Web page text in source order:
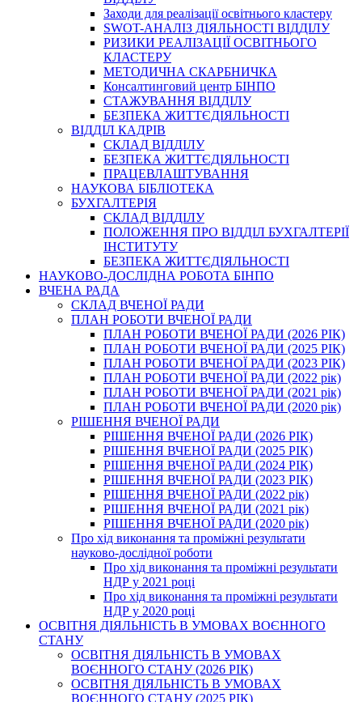
Заходи для реалізації освітнього кластеру
SWOT-АНАЛІЗ ДІЯЛЬНОСТІ ВІДДІЛУ
РИЗИКИ РЕАЛІЗАЦІЇ ОСВІТНЬОГО
КЛАСТЕРУ
МЕТОДИЧНА СКАРБНИЧКА
Консалтинговий центр БІНПО
СТАЖУВАННЯ ВІДДІЛУ
БЕЗПЕКА ЖИТТЄДІЯЛЬНОСТІ
ВІДДІЛ КАДРІВ
СКЛАД ВІДДІЛУ
БЕЗПЕКА ЖИТТЄДІЯЛЬНОСТІ
ПРАЦЕВЛАШТУВАННЯ
НАУКОВА БІБЛІОТЕКА
БУХГАЛТЕРІЯ
СКЛАД ВІДДІЛУ
ПОЛОЖЕННЯ ПРО ВІДДІЛ БУХГАЛТЕРІЇ
ІНСТИТУТУ
БЕЗПЕКА ЖИТТЄДІЯЛЬНОСТІ
НАУКОВО-ДОСЛІДНА РОБОТА БІНПО
ВЧЕНА РАДА
СКЛАД ВЧЕНОЇ РАДИ
ПЛАН РОБОТИ ВЧЕНОЇ РАДИ
ПЛАН РОБОТИ ВЧЕНОЇ РАДИ (2026 РІК)
ПЛАН РОБОТИ ВЧЕНОЇ РАДИ (2025 РІК)
ПЛАН РОБОТИ ВЧЕНОЇ РАДИ (2023 РІК)
ПЛАН РОБОТИ ВЧЕНОЇ РАДИ (2022 рік)
ПЛАН РОБОТИ ВЧЕНОЇ РАДИ (2021 рік)
ПЛАН РОБОТИ ВЧЕНОЇ РАДИ (2020 рік)
РІШЕННЯ ВЧЕНОЇ РАДИ
РІШЕННЯ ВЧЕНОЇ РАДИ (2026 РІК)
РІШЕННЯ ВЧЕНОЇ РАДИ (2025 РІК)
РІШЕННЯ ВЧЕНОЇ РАДИ (2024 РІК)
РІШЕННЯ ВЧЕНОЇ РАДИ (2023 РІК)
РІШЕННЯ ВЧЕНОЇ РАДИ (2022 рік)
РІШЕННЯ ВЧЕНОЇ РАДИ (2021 рік)
РІШЕННЯ ВЧЕНОЇ РАДИ (2020 рік)
Про хід виконання та проміжні результати
науково-дослідної роботи
Про хід виконання та проміжні результати
НДР у 2021 році
Про хід виконання та проміжні результати
НДР у 2020 році
ОСВІТНЯ ДІЯЛЬНІСТЬ В УМОВАХ ВОЄННОГО
СТАНУ
ОСВІТНЯ ДІЯЛЬНІСТЬ В УМОВАХ
ВОЄННОГО СТАНУ (2026 РІК)
ОСВІТНЯ ДІЯЛЬНІСТЬ В УМОВАХ
ВОЄННОГО СТАНУ (2025 РІК)